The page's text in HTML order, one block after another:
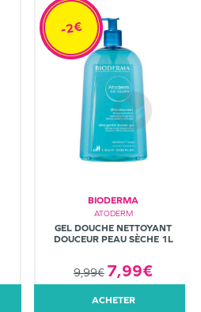
BIODERMA
ATODERM
GEL DOUCHE NETTOYANT
DOUCEUR PEAU SÈCHE 1L
9,99€ 7,99€
-2€
ACHETER